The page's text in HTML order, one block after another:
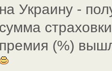
на Украину -
сумма
премия (%)